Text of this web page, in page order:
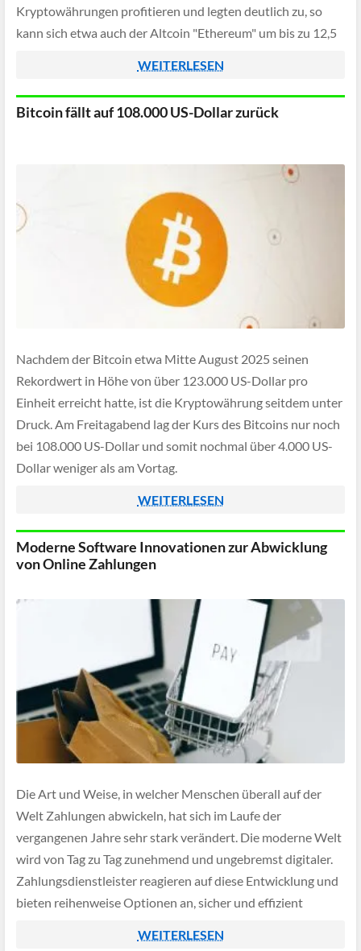
Kryptowährungen profitieren und legten deutlich zu, so
kann sich etwa auch der Altcoin "Ethereum" um bis zu 12,5
WEITERLESEN
Bitcoin fällt auf 108.000 US-Dollar zurück
Nachdem der Bitcoin etwa Mitte August 2025 seinen
Rekordwert in Höhe von über 123.000 US-Dollar pro
Einheit erreicht hatte, ist die Kryptowährung seitdem unter
Druck. Am Freitagabend lag der Kurs des Bitcoins nur noch
bei 108.000 US-Dollar und somit nochmal über 4.000 US-
Dollar weniger als am Vortag.
WEITERLESEN
Moderne Software Innovationen zur Abwicklung
von Online Zahlungen
Die Art und Weise, in welcher Menschen überall auf der
Welt Zahlungen abwickeln, hat sich im Laufe der
vergangenen Jahre sehr stark verändert. Die moderne Welt
wird von Tag zu Tag zunehmend und ungebremst digitaler.
Zahlungsdienstleister reagieren auf diese Entwicklung und
bieten reihenweise Optionen an, sicher und effizient
WEITERLESEN